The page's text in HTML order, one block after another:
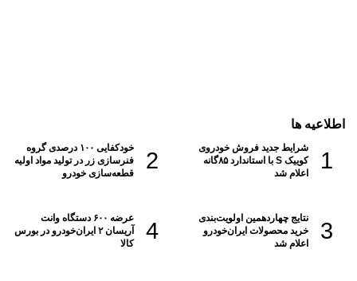
اطلاعیه ها
شرایط جدید فروش خودروی
کوییک S با استاندارد ۸۵گانه
اعلام شد
خودکفایی ۱۰۰ درصدی گروه
فنرسازی زر در تولید مواد اولیه
قطعه‌سازی خودرو
نتایج چهاردهمین اولویت‌بندی
خرید محصولات ایران‌خودرو
اعلام شد
عرضه ۶۰۰ دستگاه وانت
آریسان ۲ ایران‌خودرو در بورس
کالا